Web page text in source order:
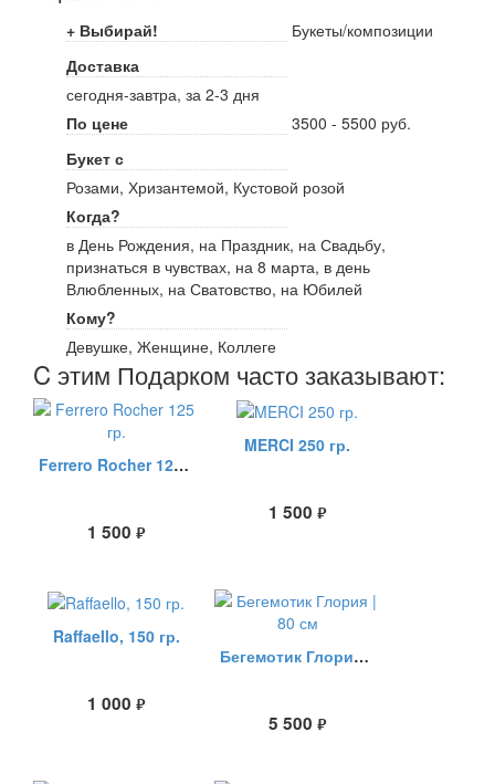
+ Выбирай!
Букеты/композиции
Доставка
сегодня-завтра, за 2-3 дня
По цене
3500 - 5500 руб.
Букет с
Розами, Хризантемой, Кустовой розой
Когда?
в День Рождения, на Праздник, на Свадьбу,
признаться в чувствах, на 8 марта, в день
Влюбленных, на Сватовство, на Юбилей
Кому?
Девушке, Женщине, Коллеге
C этим Подарком часто заказывают:
Ferrero Rocher 125 гр.
1 500 руб.
MERCI 250 гр.
1 500 руб.
Raffaello, 150 гр.
1 000 руб.
Бегемотик Глория | 80 см
5 500 руб.